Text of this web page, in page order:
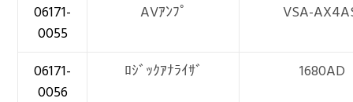
06171-
0055
AVｱﾝﾌﾟ VSA-
06171-
0056
ﾛｼﾞｯｸｱﾅﾗｲｻﾞ 1680AD